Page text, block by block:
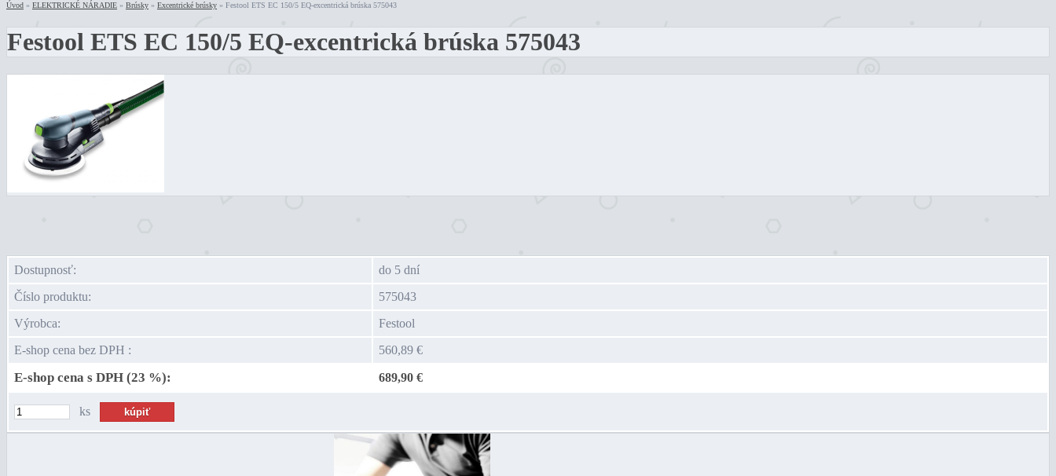
Úvod » ELEKTRICKÉ NÁRADIE » Brúsky » Excentrické brúsky » Festool ETS EC 150/5 EQ-excentrická brúska 575043
Festool ETS EC 150/5 EQ-excentrická brúska 575043
Dostupnosť:
do 5 dní
Číslo produktu:
575043
Výrobca:
Festool
E-shop cena bez DPH :
560,89 €
E-shop cena s DPH (23 %): 689,90 €
ks